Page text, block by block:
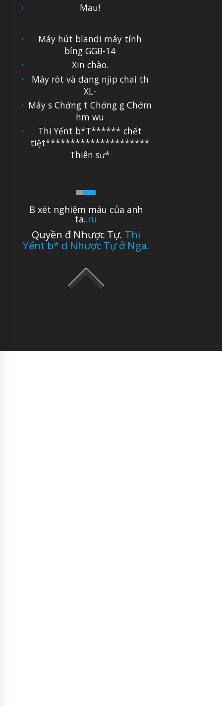
Mau!
B xét nghiệm máu của anh
ta..ru
Quyền đ Nhược Tự. Thi
Yếnt b* d Nhược Tự ở Nga.
Máy hút blandi máy tính
bíng GGB-14
Xin chào.
Máy rót và dang njip chai th
XL-
Máy s Chớng t Chớng g Chớm
hm wu
Thi Yếnt b*T****** chết
tiệt*********************
Thiên sư*